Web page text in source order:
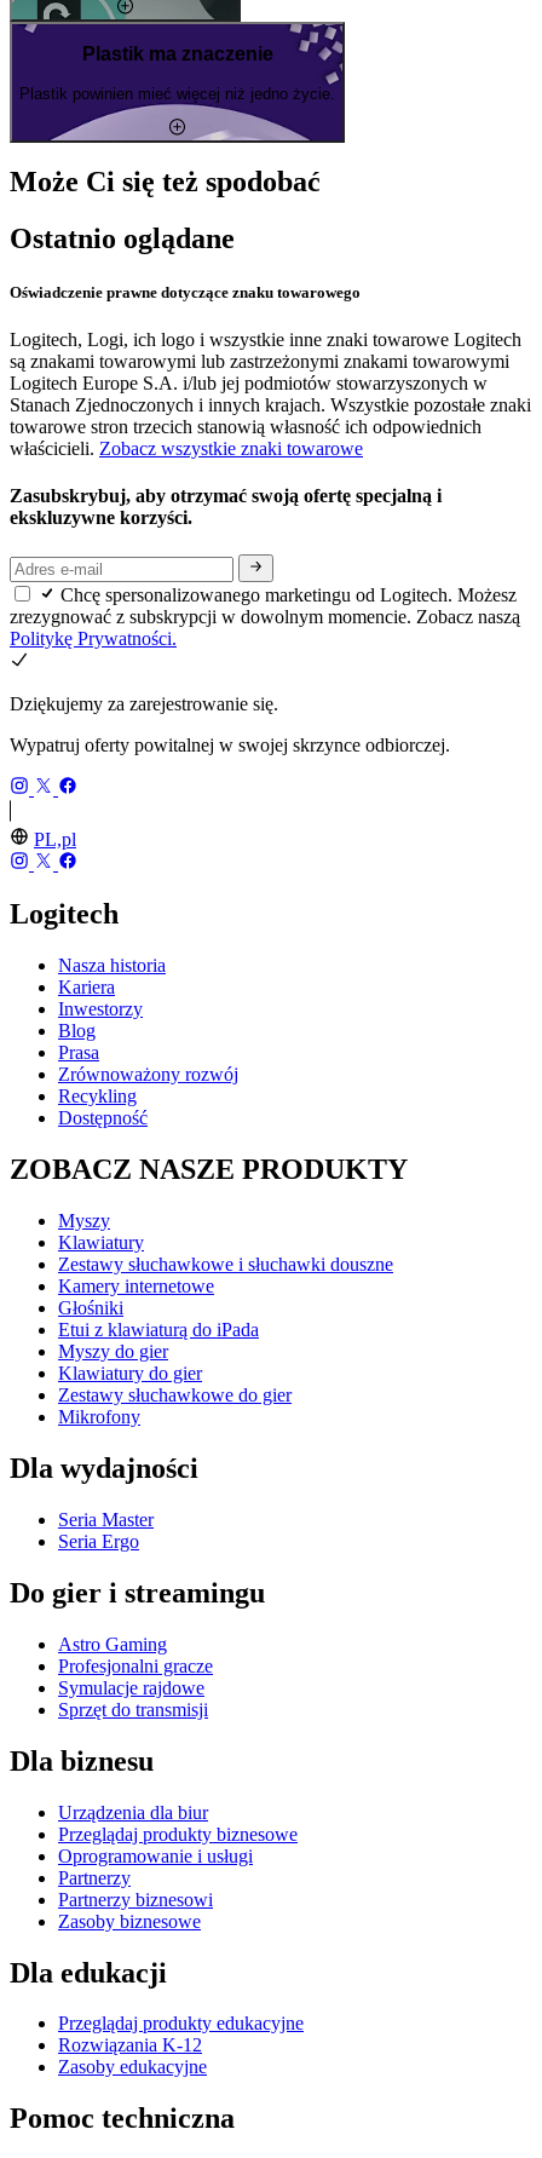
Plastik ma znaczenie
Plastik powinien mieć więcej niż jedno życie.
Może Ci się też spodobać
Ostatnio oglądane
Oświadczenie prawne dotyczące znaku towarowego
Logitech, Logi, ich logo i wszystkie inne znaki towarowe Logitech
są znakami towarowymi lub zastrzeżonymi znakami towarowymi
Logitech Europe S.A. i/lub jej podmiotów stowarzyszonych w
Stanach Zjednoczonych i innych krajach. Wszystkie pozostałe znaki
towarowe stron trzecich stanowią własność ich odpowiednich
właścicieli. Zobacz wszystkie znaki towarowe
Zasubskrybuj, aby otrzymać swoją ofertę specjalną i
ekskluzywne korzyści.
Chcę spersonalizowanego marketingu od Logitech. Możesz
zrezygnować z subskrypcji w dowolnym momencie. Zobacz naszą
Politykę Prywatności.
Dziękujemy za zarejestrowanie się.
Wypatruj oferty powitalnej w swojej skrzynce odbiorczej.
PL,pl
Logitech
Nasza historia
Kariera
Inwestorzy
Blog
Prasa
Zrównoważony rozwój
Recykling
Dostępność
ZOBACZ NASZE PRODUKTY
Myszy
Klawiatury
Zestawy słuchawkowe i słuchawki douszne
Kamery internetowe
Głośniki
Etui z klawiaturą do iPada
Myszy do gier
Klawiatury do gier
Zestawy słuchawkowe do gier
Mikrofony
Dla wydajności
Seria Master
Seria Ergo
Do gier i streamingu
Astro Gaming
Profesjonalni gracze
Symulacje rajdowe
Sprzęt do transmisji
Dla biznesu
Urządzenia dla biur
Przeglądaj produkty biznesowe
Oprogramowanie i usługi
Partnerzy
Partnerzy biznesowi
Zasoby biznesowe
Dla edukacji
Przeglądaj produkty edukacyjne
Rozwiązania K-12
Zasoby edukacyjne
Pomoc techniczna